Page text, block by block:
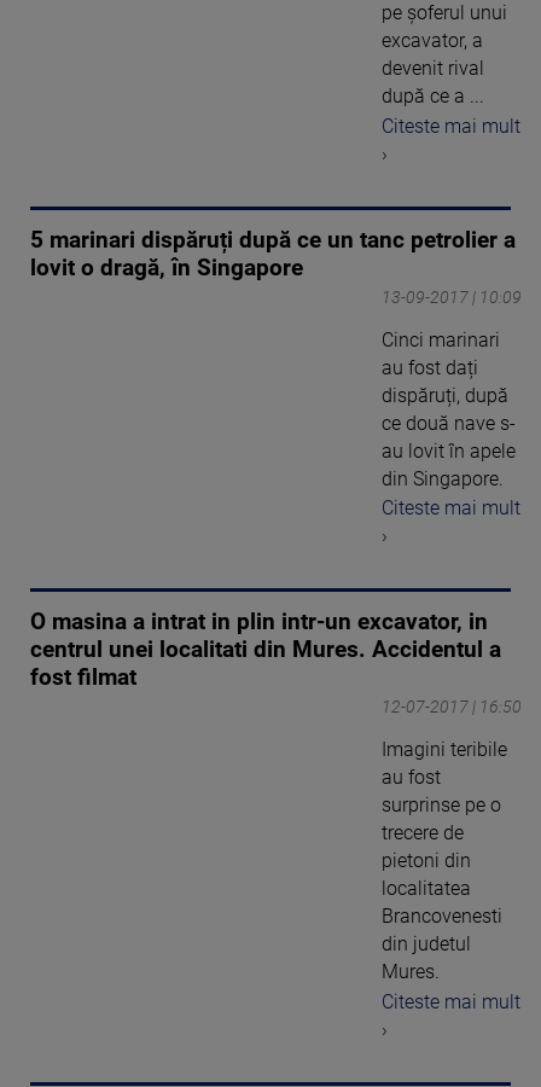
pe şoferul unui
excavator, a
devenit rival
după ce a ...
Citeste mai mult
›
5 marinari dispăruți după ce un tanc petrolier a
lovit o dragă, în Singapore
13-09-2017 | 10:09
Cinci marinari
au fost dați
dispăruți, după
ce două nave s-
au lovit în apele
din Singapore.
Citeste mai mult
›
O masina a intrat in plin intr-un excavator, in
centrul unei localitati din Mures. Accidentul a
fost filmat
12-07-2017 | 16:50
Imagini teribile
au fost
surprinse pe o
trecere de
pietoni din
localitatea
Brancovenesti
din judetul
Mures.
Citeste mai mult
›